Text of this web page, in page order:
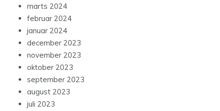
marts 2024
februar 2024
januar 2024
december 2023
november 2023
oktober 2023
september 2023
august 2023
juli 2023